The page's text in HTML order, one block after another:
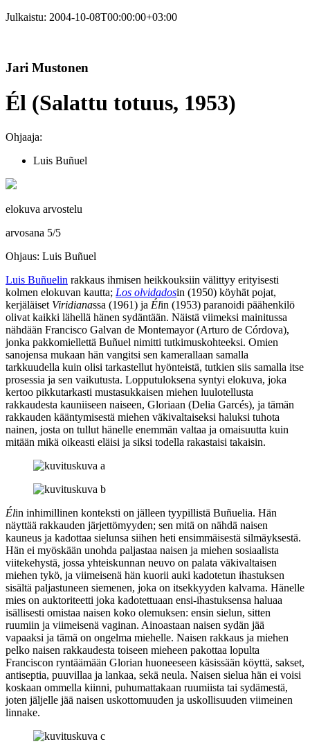
Julkaistu: 2004-10-08T00:00:00+03:00
Jari Mustonen
Él (Salattu totuus, 1953)
Ohjaaja:
Luis Buñuel
elokuva arvostelu
arvosana 5/5
Ohjaus: Luis Buñuel
Luis Buñuelin rakkaus ihmisen heikkouksiin välittyy erityisesti
kolmen elokuvan kautta; Los olvidadosin (1950) köyhät pojat,
kerjäläiset Viridianassa (1961) ja Élin (1953) paranoidi päähenkilö
olivat kaikki lähellä hänen sydäntään. Näistä viimeksi mainitussa
nähdään Francisco Galvan de Montemayor (Arturo de Córdova),
jonka pakkomiellettä Buñuel nimitti tutkimuskohteeksi. Omien
sanojensa mukaan hän vangitsi sen kamerallaan samalla
tarkkuudella kuin olisi tarkastellut hyönteistä, tutkien siis samalla itse
prosessia ja sen vaikutusta. Lopputuloksena syntyi elokuva, joka
kertoo pikkutarkasti mustasukkaisen miehen luulotellusta
rakkaudesta kauniiseen naiseen, Gloriaan (Delia Garcés), ja tämän
rakkauden kääntymisestä miehen väkivaltaiseksi haluksi tuhota
nainen, josta on tullut hänelle enemmän valtaa ja omaisuutta kuin
mitään mikä oikeasti eläisi ja siksi todella rakastaisi takaisin.
Élin inhimillinen konteksti on jälleen tyypillistä Buñuelia. Hän
näyttää rakkauden järjettömyyden; sen mitä on nähdä naisen
kauneus ja kadottaa sielunsa siihen heti ensimmäisestä silmäyksestä.
Hän ei myöskään unohda paljastaa naisen ja miehen sosiaalista
viitekehystä, jossa yhteiskunnan neuvo on palata väkivaltaisen
miehen tykö, ja viimeisenä hän kuorii auki kadotetun ihastuksen
sisältä paljastuneen siemenen, joka on itsekkyyden kalvama. Hänelle
mies on auktoriteetti joka kadotettuaan ensi-ihastuksensa haluaa
isällisesti omistaa naisen koko olemuksen: ensin sielun, sitten
ruumiin ja viimeisenä vaginan. Ainoastaan naisen sydän jää
vapaaksi ja tämä on ongelma miehelle. Naisen rakkaus ja miehen
pelko naisen rakkaudesta toiseen mieheen pakottaa lopulta
Franciscon ryntäämään Glorian huoneeseen käsissään köyttä, sakset,
antiseptia, puuvillaa ja lankaa, sekä neula. Naisen sielua hän ei voisi
koskaan ommella kiinni, puhumattakaan ruumiista tai sydämestä,
joten jäljelle jää naisen uskottomuuden ja uskollisuuden viimeinen
linnake.